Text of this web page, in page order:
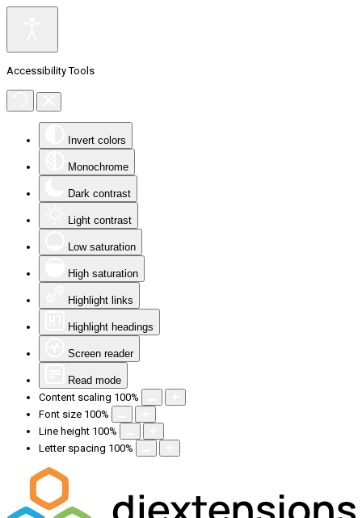
Accessibility Tools
Invert colors
Monochrome
Dark contrast
Light contrast
Low saturation
High saturation
Highlight links
Highlight headings
Screen reader
Read mode
Content scaling 100%
Font size 100%
Line height 100%
Letter spacing 100%